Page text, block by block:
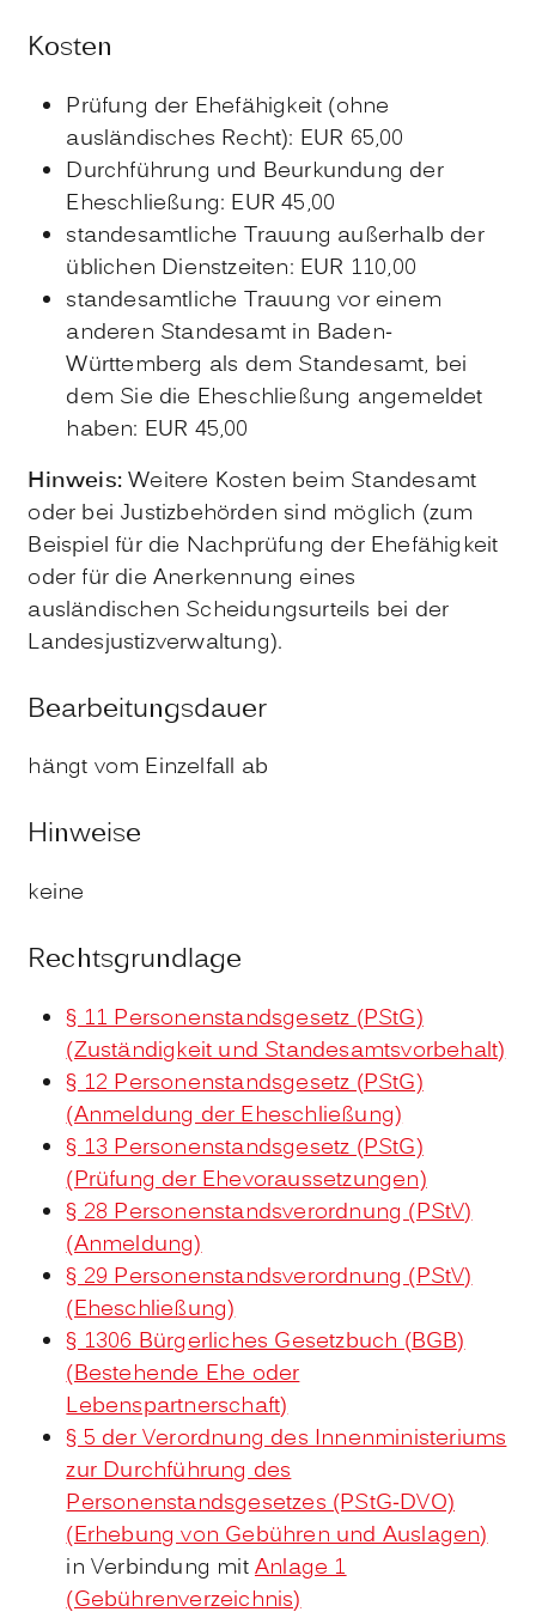
Kosten
Prüfung der Ehefähigkeit (ohne
ausländisches Recht): EUR 65,00
Durchführung und Beurkundung der
Eheschließung: EUR 45,00
standesamtliche Trauung außerhalb der
üblichen Dienstzeiten: EUR 110,00
standesamtliche Trauung vor einem
anderen Standesamt in Baden-
Württemberg als dem Standesamt, bei
dem Sie die Eheschließung angemeldet
haben: EUR 45,00
Hinweis:Weitere Kosten beim Standesamt
oder bei Justizbehörden sind möglich (zum
Beispiel für die Nachprüfung der Ehefähigkeit
oder für die Anerkennung eines
ausländischen Scheidungsurteils bei der
Landesjustizverwaltung).
Bearbeitungsdauer
hängt vom Einzelfall ab
Hinweise
keine
Rechtsgrundlage
§ 11 Personenstandsgesetz (PStG)
(Zuständigkeit und Standesamtsvorbehalt)
§ 12 Personenstandsgesetz (PStG)
(Anmeldung der Eheschließung)
§ 13 Personenstandsgesetz (PStG)
(Prüfung der Ehevoraussetzungen)
§ 28 Personenstandsverordnung (PStV)
(Anmeldung)
§ 29 Personenstandsverordnung (PStV)
(Eheschließung)
§ 1306 Bürgerliches Gesetzbuch (BGB)
(Bestehende Ehe oder
Lebenspartnerschaft)
§ 5 der Verordnung des Innenministeriums
zur Durchführung des
Personenstandsgesetzes (PStG-DVO)
(Erhebung von Gebühren und Auslagen)
in Verbindung mitAnlage 1
(Gebührenverzeichnis)